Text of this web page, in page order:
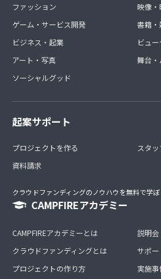
ファッション
ゲーム・サービス開発
ビジネス・起業
アート・写真
ソーシャルグッド
映像・
書籍
ビュ
舞台・
起案サポート
プロジェクトを作る
資料請求
スタ
クラウドファンディングのノウハウを無料で学ぼ
CAMPFIREアカデミー
CAMPFIREアカデミーとは
クラウドファンディングとは
プロジェクトの作り方
説明
サポー
実施事